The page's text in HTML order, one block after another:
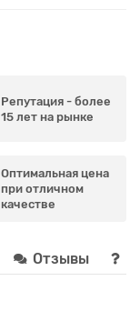
Репутация - более
15 лет на рынке
Оптимальная цена
при отличном
качестве
Отзывы